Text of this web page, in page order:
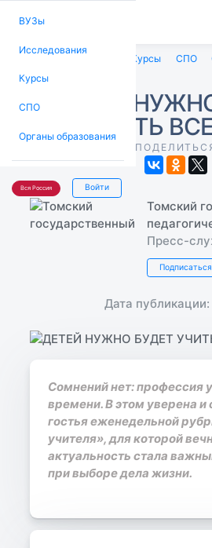
ВУЗы
Исследования
Курсы
СПО
Органы образования
Вся Россия Войти
Исследования Курсы СПО
ДЕТЕЙ
УЧИТЬ
Томский
Пресс-
Подписаться
Дата
Сомнений нет: профессия
времени. В этом уверена и
гостья еженедельной
учителя», для которой
актуальность стала
при выборе дела жизни.